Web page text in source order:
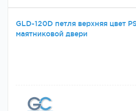
GLD-120D петля верхняя цвет
маятниковой двери